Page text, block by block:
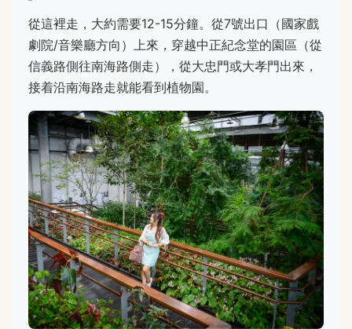
從這裡走，大約需要12-15分鐘。從7號出口（國家戲
劇院/音樂廳方向）上來，穿越中正紀念堂的園區（從
信義路側往南海路側走），從大忠門或大孝門出來，
接着沿南海路走就能看到植物園。